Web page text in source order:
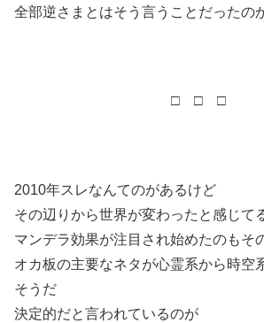
全部逆さまとはそう言うことだったの
□ □ □
2010年スレなんてのがあるけど
その辺りから世界が変わったと感じて
マンデラ効果が注目され始めたのもそ
オカ板の主要なネタが心霊系から時空
そうだ
決定的だと言われているのが